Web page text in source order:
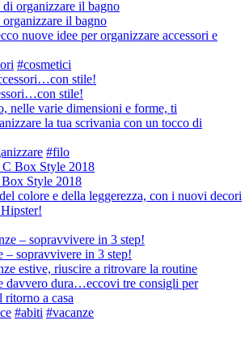
il bagno
nuove idee per organizzare accessori e
#cosmetici
stile!
nelle varie dimensioni e forme, ti
la tua scrivania con un tocco di
#filo
Style 2018
colore e della leggerezza, con i nuovi decori
– sopravvivere in 3 step!
estive, riuscire a ritrovare la routine
davvero dura…eccovi tre consigli per
a casa
#abiti #vacanze